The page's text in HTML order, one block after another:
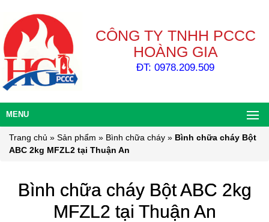
CÔNG TY TNHH PCCC
HOÀNG GIA
ĐT: 0978.209.509
MENU
Trang chủ » Sản phẩm » Bình chữa cháy » Bình chữa cháy Bột
ABC 2kg MFZL2 tại Thuận An
Bình chữa cháy Bột ABC 2kg
MFZL2 tại Thuận An